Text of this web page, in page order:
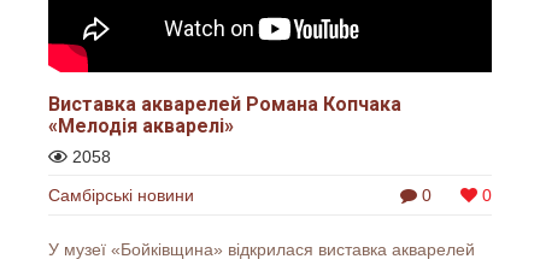
Виставка акварелей Романа Копчака
«Мелодія акварелі»
2058
0
0
Самбірські новини
У музеї «Бойківщина» відкрилася виставка акварелей